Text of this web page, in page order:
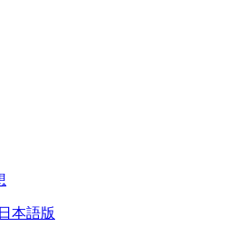
本語版